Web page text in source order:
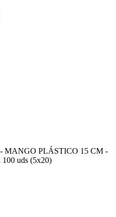
MANGO PLÁSTICO 15 CM -
uds (5x20)